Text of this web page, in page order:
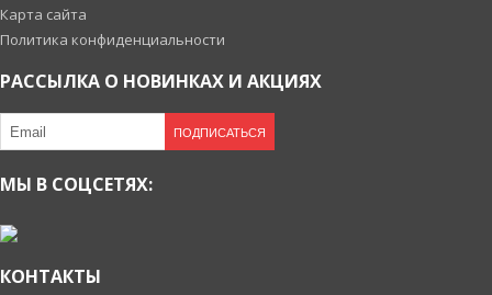
Карта сайта
Политика конфиденциальности
РАССЫЛКА О НОВИНКАХ И АКЦИЯХ
ПОДПИСАТЬСЯ
МЫ В СОЦСЕТЯХ:
КОНТАКТЫ